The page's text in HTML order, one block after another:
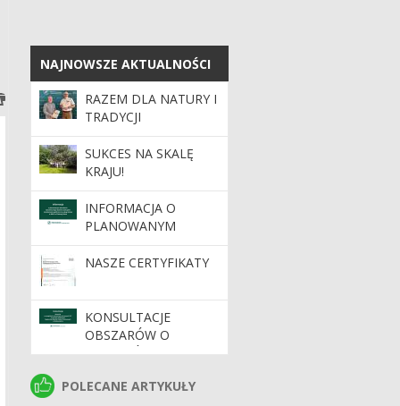
NAJNOWSZE AKTUALNOŚCI
NAJNOWSZE AKTUALNOŚCI
RAZEM DLA NATURY I
TRADYCJI
SUKCES NA SKALĘ
KRAJU!
INFORMACJA O
PLANOWANYM
WDROŻENIU
DYNAMICZNEGO
NASZE CERTYFIKATY
KONSULTACJE
OBSZARÓW O
SZCZEGÓLNYCH
OCHRONNYCH HCV
POLECANE ARTYKUŁY
POLECANE ARTYKUŁY